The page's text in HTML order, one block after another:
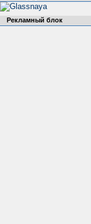
Рекламный блок